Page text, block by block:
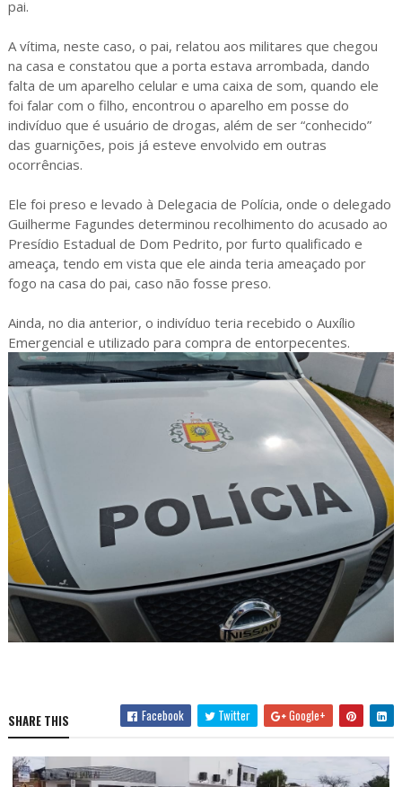
pai.
A vítima, neste caso, o pai, relatou aos militares que chegou
na casa e constatou que a porta estava arrombada, dando
falta de um aparelho celular e uma caixa de som, quando ele
foi falar com o filho, encontrou o aparelho em posse do
indivíduo que é usuário de drogas, além de ser “conhecido”
das guarnições, pois já esteve envolvido em outras
ocorrências.
Ele foi preso e levado à Delegacia de Polícia, onde o delegado
Guilherme Fagundes determinou recolhimento do acusado ao
Presídio Estadual de Dom Pedrito, por furto qualificado e
ameaça, tendo em vista que ele ainda teria ameaçado por
fogo na casa do pai, caso não fosse preso.
Ainda, no dia anterior, o indivíduo teria recebido o Auxílio
Emergencial e utilizado para compra de entorpecentes.
SHARE THIS Facebook Twitter Google+